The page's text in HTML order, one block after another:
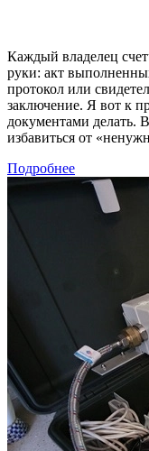
Каждый владелец
руки: акт
протокол или
заключение. Я вот к
документами делать.
избавиться от
Подробнее